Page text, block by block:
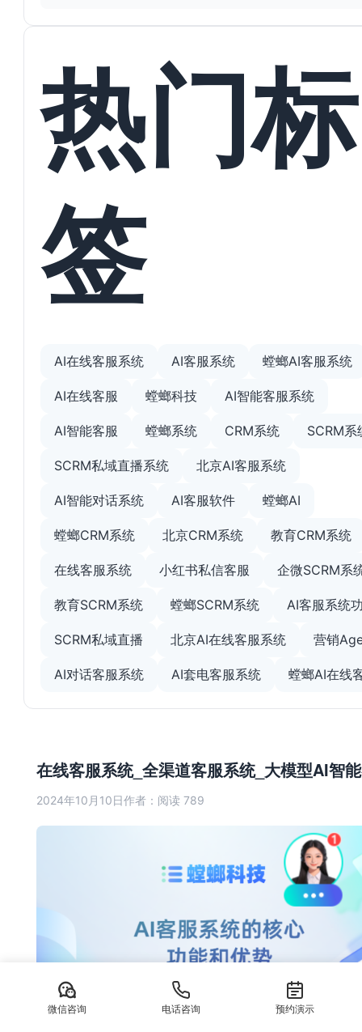
在线客服系统_全渠道客服系统_大模型AI智
2024年10月10日作者： 阅读 789
热门标
签
AI在线客服系统 AI客服系统 螳螂AI客服系统
AI在线客服 螳螂科技 AI智能客服系统
AI智能客服 螳螂系统 CRM系统 SCRM系
SCRM私域直播系统 北京AI客服系统
AI智能对话系统 AI客服软件 螳螂AI
螳螂CRM系统 北京CRM系统 教育CRM系统
在线客服系统 小红书私信客服 企微SCRM系
教育SCRM系统 螳螂SCRM系统 AI客服系统
SCRM私域直播 北京AI在线客服系统 营销
AI对话客服系统 AI套电客服系统 螳螂AI在线
微信咨询 电话咨询 预约演示